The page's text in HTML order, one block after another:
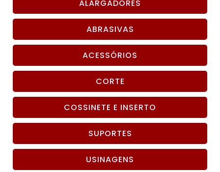
ALARGADORES
ABRASIVAS
ACESSÓRIOS
CORTE
COSSINETE E INSERTO
SUPORTES
USINAGENS